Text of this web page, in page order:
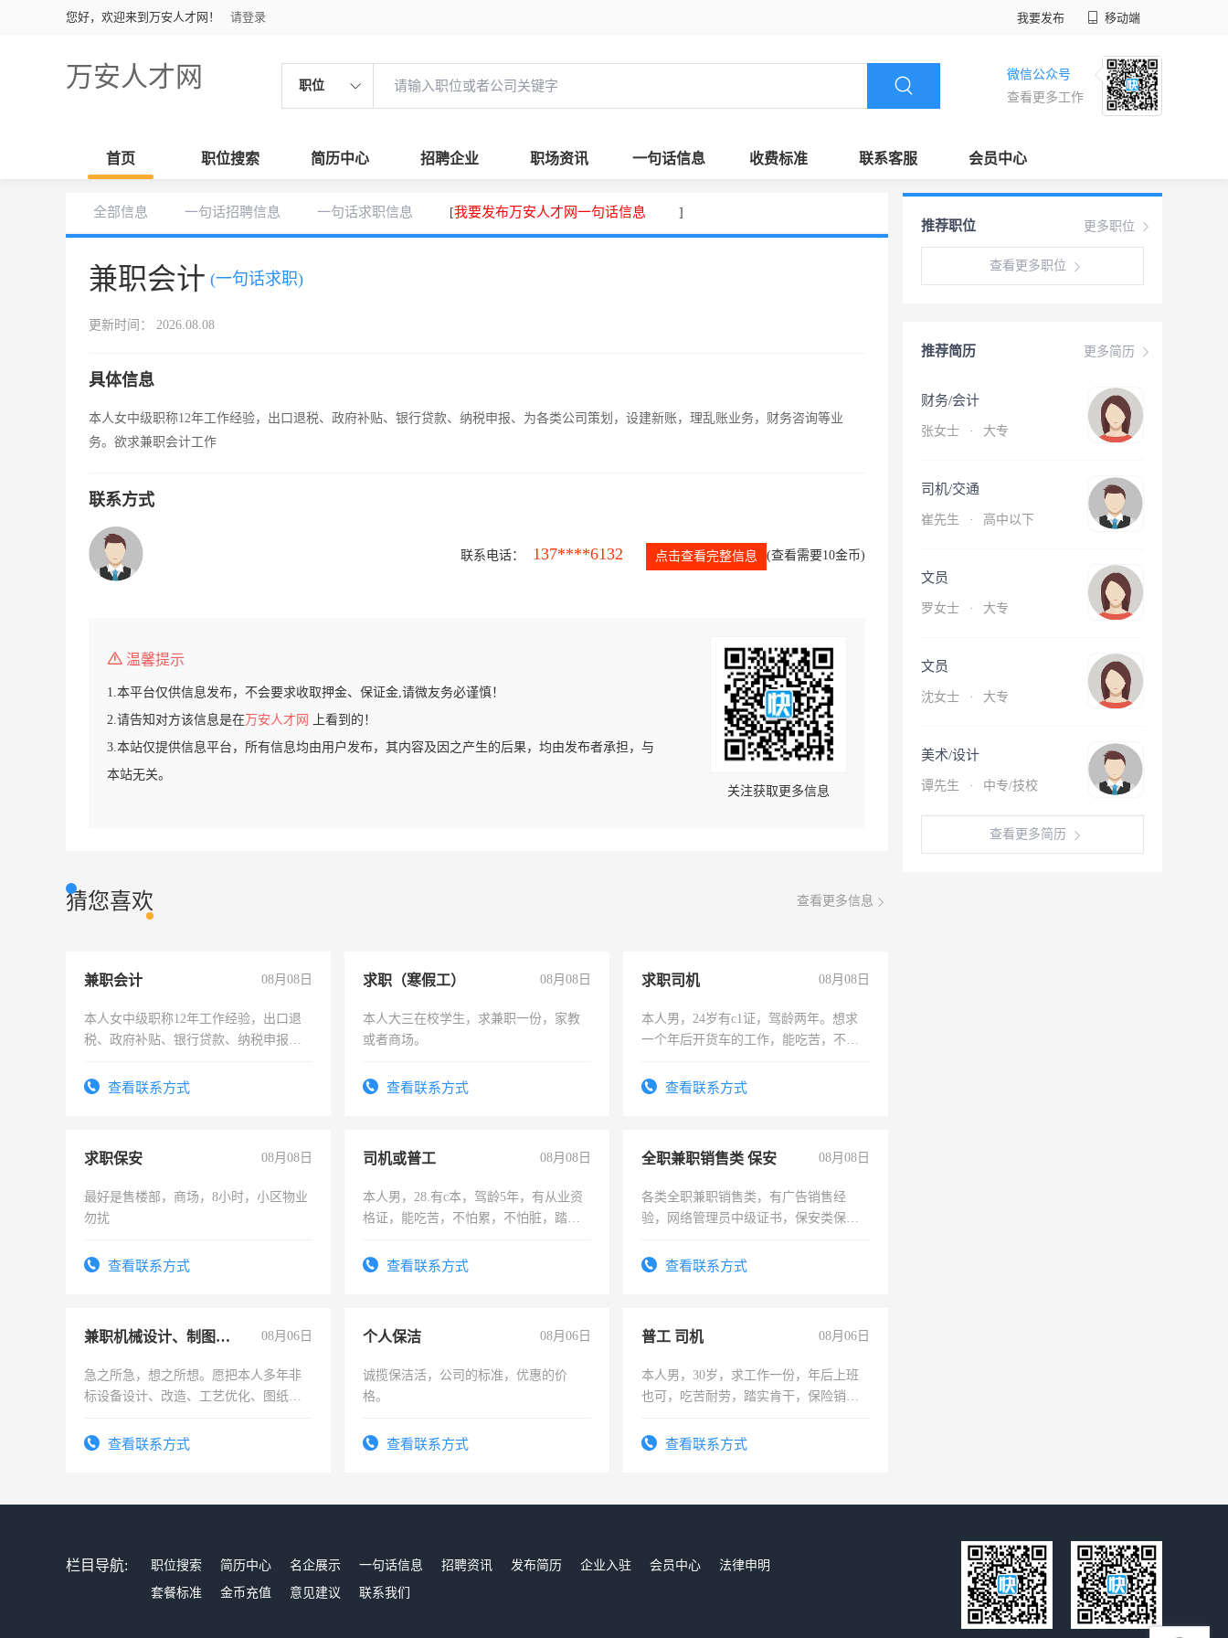
您好，欢迎来到万安人才网！ 请登录 我要发布 移动端
万安人才网 职位
微信公众号
查看更多工作
首页 职位搜索 简历中心 招聘企业 职场资讯 一句话信息 收费标准 联系客服 会员中心
全部信息 一句话招聘信息 一句话求职信息 [我要发布万安人才网一句话信息 ]
兼职会计 (一句话求职)
更新时间： 2026.08.08
具体信息
本人女中级职称12年工作经验，出口退税、政府补贴、银行贷款、纳税申报、为各类公司策划，设建新账，理乱账业务，财务咨询等业
务。欲求兼职会计工作
联系方式
联系电话： 137****6132 点击查看完整信息 (查看需要10金币)
温馨提示
1.本平台仅供信息发布，不会要求收取押金、保证金,请微友务必谨慎！
2.请告知对方该信息是在万安人才网
上看到的！
3.本站仅提供信息平台，所有信息均由用户发布，其内容及因之产生的后果，均由发布者承担，与
本站无关。
关注获取更多信息
猜您喜欢 查看更多信息
兼职会计 08月08日
本人女中级职称12年工作经验，出口退
税、政府补贴、银行贷款、纳税申报、
务，财务咨询等业务。欲求兼职会计工
查看联系方式
求职（寒假工） 08月08日
本人大三在校学生，求兼职一份，家教
或者商场。
查看联系方式
求职司机 08月08日
本人男，24岁有c1证，驾龄两年。想求
一个年后开货车的工作，能吃苦，不怕
查看联系方式
求职保安 08月08日
最好是售楼部，商场，8小时，小区物业
勿扰
查看联系方式
司机或普工 08月08日
本人男，28.有c本，驾龄5年，有从业资
格证，能吃苦，不怕累，不怕脏，踏
查看联系方式
全职兼职销售类 保安 08月08日
各类全职兼职销售类，有广告销售经
验，网络管理员中级证书，保安类保安
有高低压电工证和十几年工作经验
查看联系方式
兼职机械设计、制图、设备改造 08月06日
急之所急，想之所想。愿把本人多年非
标设备设计、改造、工艺优化、图纸制
结识有识之士，共享未来。
查看联系方式
个人保洁 08月06日
诚揽保洁活，公司的标准，优惠的价
格。
查看联系方式
普工 司机 08月06日
本人男，30岁，求工作一份，年后上班
也可，吃苦耐劳，踏实肯干，保险销售
查看联系方式
更多职位
推荐职位
查看更多职位
更多简历
推荐简历
财务/会计
张女士 · 大专
司机/交通
崔先生 · 高中以下
文员
罗女士 · 大专
文员
沈女士 · 大专
美术/设计
谭先生 · 中专/技校
查看更多简历
栏目导航: 职位搜索 简历中心 名企展示 一句话信息 招聘资讯 发布简历 企业入驻 会员中心
法律申明
套餐标准
金币充值 意见建议 联系我们